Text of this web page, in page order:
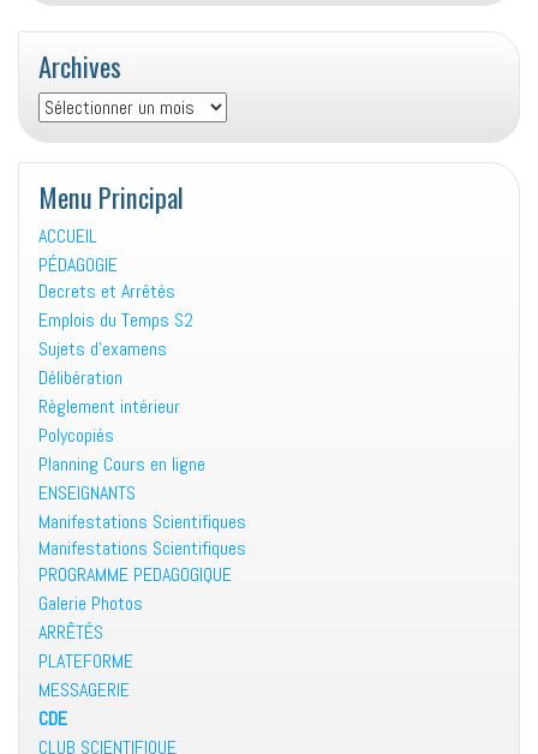
Archives
Archives
Menu Principal
ACCUEIL
PÉDAGOGIE
Decrets et Arrêtés
Emplois du Temps S2
Sujets d’examens
Délibération
Règlement intérieur
Polycopiés
Planning Cours en ligne
ENSEIGNANTS
Manifestations Scientifiques
Manifestations Scientifiques
PROGRAMME PEDAGOGIQUE
Galerie Photos
ARRÊTÉS
PLATEFORME
MESSAGERIE
CDE
CLUB SCIENTIFIQUE